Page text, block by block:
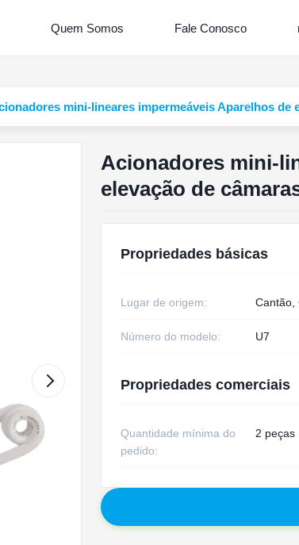
Quem Somos Fale Conosco
mini-lineares impermeáveis Aparelhos de
Acionadores mini-
elevação de
Propriedades básicas
Lugar de origem: Cantão,
Número do modelo: U7
Propriedades comerciais
Quantidade mínima do
pedido:
2 peças